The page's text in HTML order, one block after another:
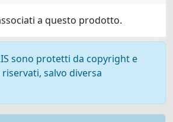
a questo prodotto.
sono protetti da copyright e
salvo diversa